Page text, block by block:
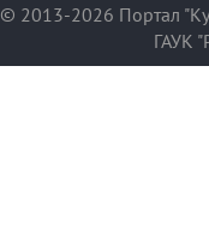
© 2013-2026 Портал
ГАУК